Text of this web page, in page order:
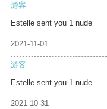
游客
Estelle sent you 1 nude
2021-11-01
游客
Estelle sent you 1 nude
2021-10-31